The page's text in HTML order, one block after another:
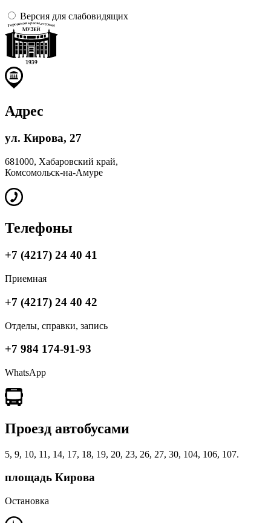
Версия для слабовидящих
Адрес
ул. Кирова, 27
681000, Хабаровский край,
Комсомольск-на-Амуре
Телефоны
+7 (4217) 24 40 41
Приемная
+7 (4217) 24 40 42
Отделы, справки, запись
+7 984 174-91-93
WhatsApp
Проезд автобусами
5, 9, 10, 11, 14, 17, 18, 19, 20, 23, 26, 27, 30, 104, 106, 107.
площадь Кирова
Остановка